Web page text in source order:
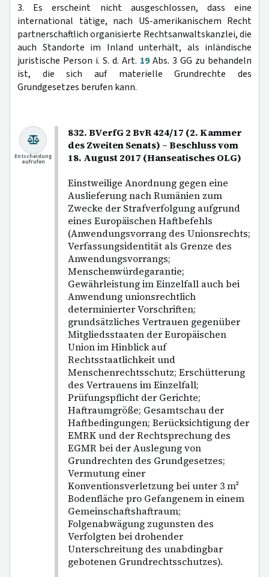
3. Es erscheint nicht ausgeschlossen, dass eine
international tätige, nach US-amerikanischem Recht
partnerschaftlich organisierte Rechtsanwaltskanzlei, die
auch Standorte im Inland unterhält, als inländische
juristische Person i. S. d. Art. 19Abs. 3 GG zu behandeln
ist, die sich auf materielle Grundrechte des
Grundgesetzes berufen kann.
832. BVerfG 2 BvR 424/17 (2. Kammer
des Zweiten Senats) – Beschluss vom
18. August 2017 (Hanseatisches OLG)
Einstweilige Anordnung gegen eine
Auslieferung nach Rumänien zum
Zwecke der Strafverfolgung aufgrund
eines Europäischen Haftbefehls
(Anwendungsvorrang des Unionsrechts;
Verfassungsidentität als Grenze des
Anwendungsvorrangs;
Menschenwürdegarantie;
Gewährleistung im Einzelfall auch bei
Anwendung unionsrechtlich
determinierter Vorschriften;
grundsätzliches Vertrauen gegenüber
Mitgliedsstaaten der Europäischen
Union im Hinblick auf
Rechtsstaatlichkeit und
Menschenrechtsschutz; Erschütterung
des Vertrauens im Einzelfall;
Prüfungspflicht der Gerichte;
Haftraumgröße; Gesamtschau der
Haftbedingungen; Berücksichtigung der
EMRK und der Rechtsprechung des
EGMR bei der Auslegung von
Grundrechten des Grundgesetzes;
Vermutung einer
Konventionsverletzung bei unter 3 m²
Bodenfläche pro Gefangenem in einem
Gemeinschaftshaftraum;
Folgenabwägung zugunsten des
Verfolgten bei drohender
Unterschreitung des unabdingbar
gebotenen Grundrechtsschutzes).
Entscheidung
aufrufen